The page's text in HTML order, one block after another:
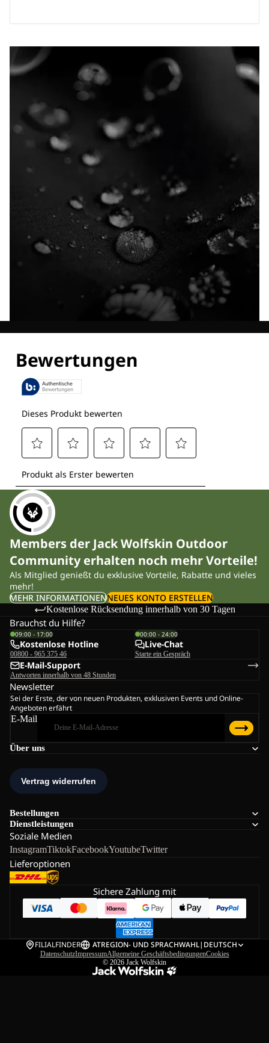
Members der Jack Wolfskin Outdoor
Community erhalten noch mehr Vorteile!
Als Mitglied genießt du exklusive Vorteile, Rabatte und vieles
mehr!
MEHR INFORMATIONENNEUES KONTO ERSTELLEN
Kostenlose Rücksendung innerhalb von 30 Tagen
Über uns
Bestellungen
Dienstleistungen
Soziale Medien
InstagramTiktokFacebookYoutubeTwitter
Lieferoptionen
Brauchst du Hilfe?
09:00 - 17:00
Kostenlose Hotline
00800 - 965 375 46
00:00 - 24:00
Live-Chat
Starte ein Gespräch
E-Mail-Support
Antworten innerhalb von 48 Stunden
Newsletter
Sei der Erste, der von neuen Produkten, exklusiven Events und Online-
Angeboten erfährt
E-Mail
Sichere Zahlung mit
FILIALFINDER ATREGION- UND SPRACHWAHL| DEUTSCH
DatenschutzImpressumAllgemeine GeschäftsbedingungenCookies
© 2026 Jack Wolfskin